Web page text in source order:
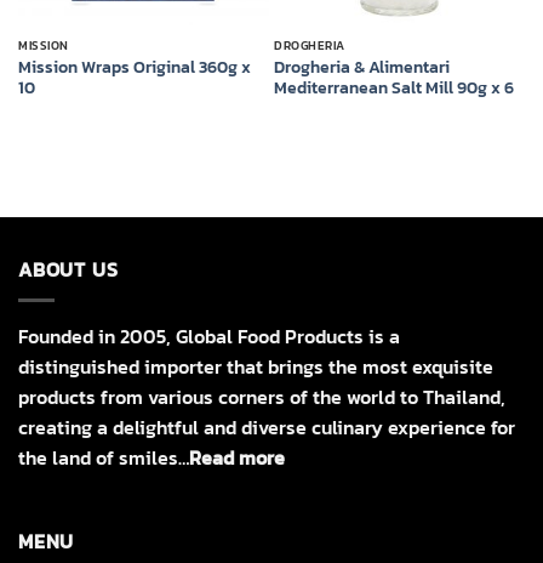
MISSION
Mission Wraps Original 360g x
10
DROGHERIA
Drogheria & Alimentari
Mediterranean Salt Mill 90g x 6
ABOUT US
Founded in 2005, Global Food Products is a
distinguished importer that brings the most exquisite
products from various corners of the world to Thailand,
creating a delightful and diverse culinary experience for
the land of smiles…Read more
MENU